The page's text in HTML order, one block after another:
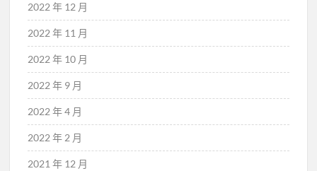
2022 年 12 月
2022 年 11 月
2022 年 10 月
2022 年 9 月
2022 年 4 月
2022 年 2 月
2021 年 12 月